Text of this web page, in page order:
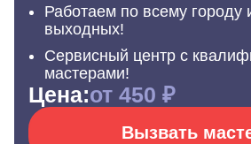
Работаем по всему городу
выходных!
Сервисный центр с
мастерами!
Цена:от 450 ₽
Вызвать